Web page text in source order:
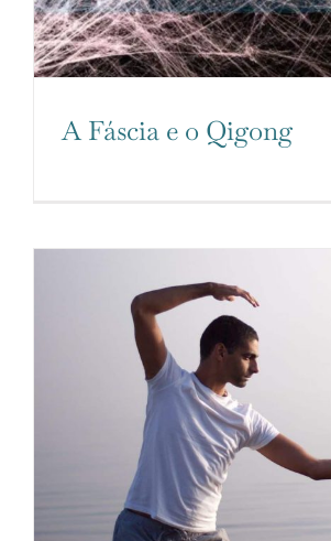
A Fáscia e o Qigong